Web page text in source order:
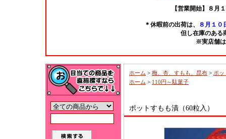
【営業開始】８月
＊休暇前の出荷は、
８月１０
但し在庫のある
※実店舗
ホーム > 梅、杏、すもも、昆布 > ポッ
ホーム > 110円～駄菓子
ポットすもも漬（60粒入）